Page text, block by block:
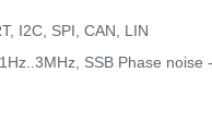
I2C, SPI, CAN, LIN
SSB Phase